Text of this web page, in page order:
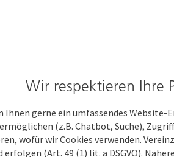
Wir respektieren Ihre
Ihnen gerne ein umfassendes
(z.B. Chatbot, Suche),
wofür wir Cookies verwenden.
(Art. 49 (1) lit. a DSGVO).